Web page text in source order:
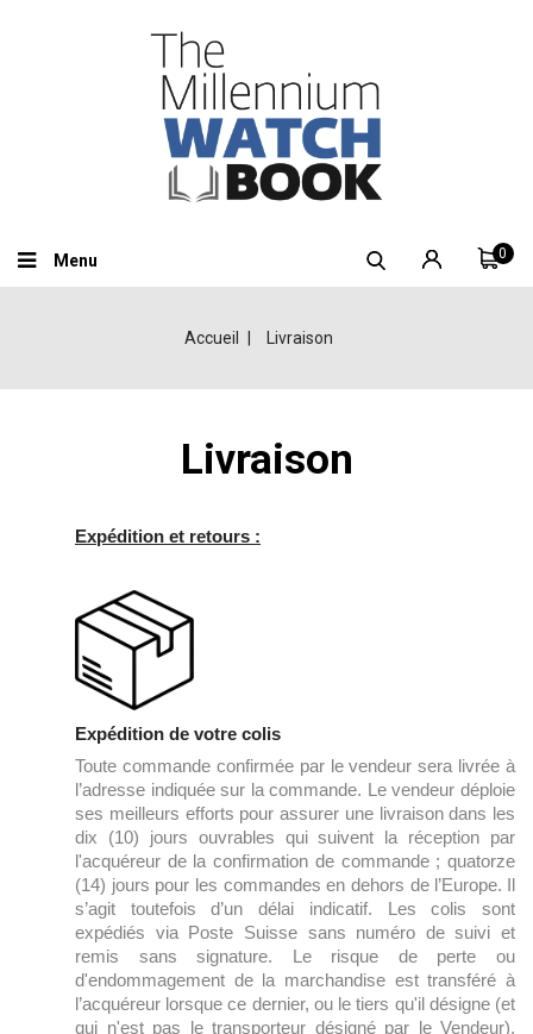
0
Menu
Accueil Livraison
Livraison
Expédition et retours :
Expédition de votre colis
Toute commande confirmée par le vendeur sera livrée à
l’adresse indiquée sur la commande. Le vendeur déploie
ses meilleurs efforts pour assurer une livraison dans les
dix (10) jours ouvrables qui suivent la réception par
l'acquéreur de la confirmation de commande ; quatorze
(14) jours pour les commandes en dehors de l’Europe.
s’agit toutefois d’un délai indicatif. Les colis sont
expédiés via Poste Suisse sans numéro de suivi et
remis sans signature. Le risque de perte ou
d'endommagement de la marchandise est transféré à
l’acquéreur lorsque ce dernier, ou le tiers qu'il désigne (et
qui n'est pas le transporteur désigné par le Vendeur),